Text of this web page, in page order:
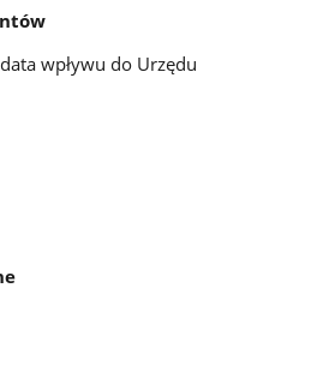
wpływu do Urzędu